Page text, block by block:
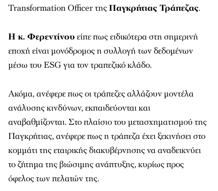
Transformation Officer τηςΠαγκρήτιας Τράπεζας.
Η κ. Φερεντίνου είπε πως ειδικότερα στη σημερινή
εποχή είναι μονόδρομος η συλλογή των δεδομένων
μέσω του ESG για τον τραπεζικό κλάδο.
Ακόμα, ανέφερε πως οι τράπεζες αλλάζουν μοντέλα
ανάλυσης κινδύνων, εκπαιδεύονται και
αναβαθμίζονται. Στο πλαίσιο του μετασχηματισμού της
Παγκρήτιας, ανέφερε πως η τράπεζα έχει ξεκινήσει στο
κομμάτι της εταιρικής διακυβέρνησης να αναδεικνύει
το ζήτημα της βιώσιμης ανάπτυξης, κυρίως προς
όφελος των πελατών της.